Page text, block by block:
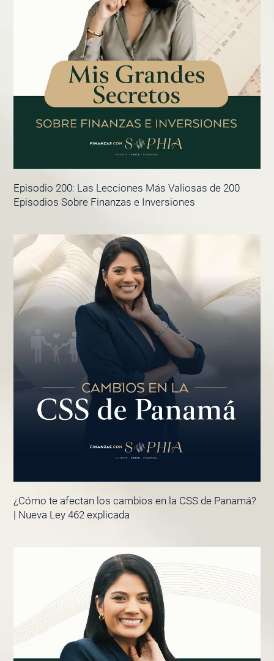
Episodio 200: Las Lecciones Más Valiosas de 200
Episodios Sobre Finanzas e Inversiones
¿Cómo te afectan los cambios en la CSS de Panamá?
| Nueva Ley 462 explicada